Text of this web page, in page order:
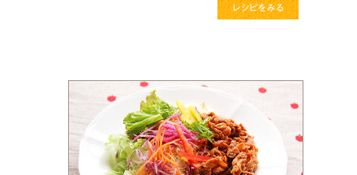
レシピをみる